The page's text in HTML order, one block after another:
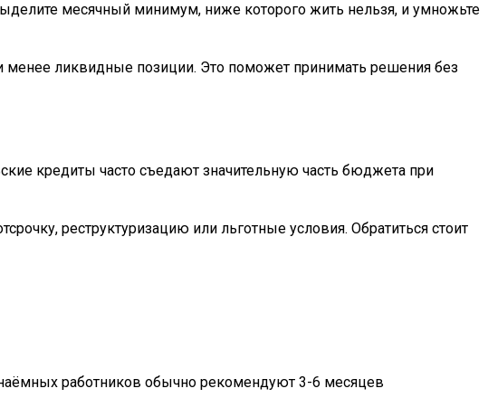
месячный минимум, ниже которого жить нельзя, и умножьте
менее ликвидные позиции. Это поможет принимать решения без
кредиты часто съедают значительную часть бюджета при
реструктуризацию или льготные условия. Обратиться стоит
работников обычно рекомендуют 3-6 месяцев